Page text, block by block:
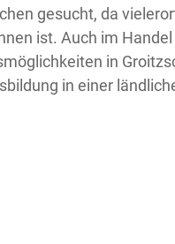
gesucht, da
ist. Auch im
in
in einer